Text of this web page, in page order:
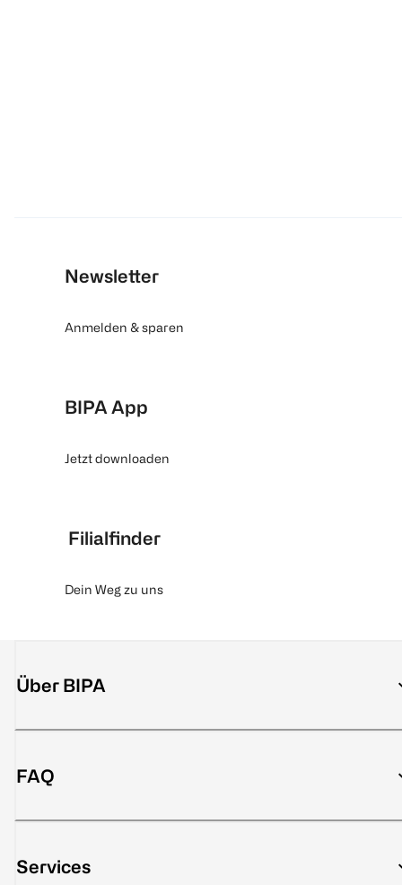
Newsletter
Anmelden & sparen
BIPA App
Jetzt downloaden
Filialfinder
Dein Weg zu uns
Über BIPA
FAQ
Services